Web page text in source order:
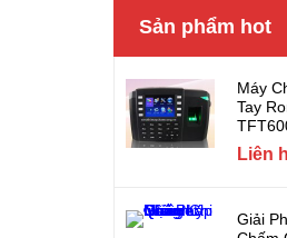
Sản phẩm hot
Máy
Tay
Liên
Giải